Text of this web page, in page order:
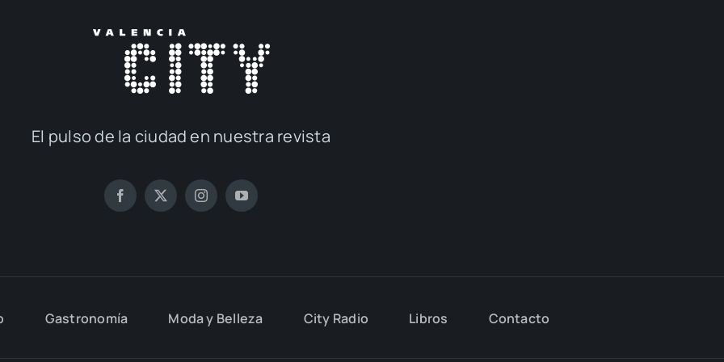
El pul­so de la ciu­dad en nues­tra revis­ta
Gas­tro­no­mía Moda y Belle­za City Radio Libros Con­tac­to